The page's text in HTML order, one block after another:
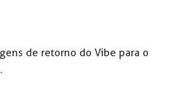
de retorno do Vibe para o